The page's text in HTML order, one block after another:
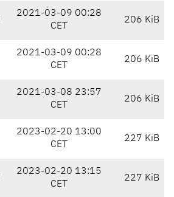
2021-03-09 00:28
CET
206 KiB
2021-03-09 00:28
CET
206 KiB
2021-03-08 23:57
CET
206 KiB
2023-02-20 13:00
CET
227 KiB
2023-02-20 13:15
CET
227 KiB